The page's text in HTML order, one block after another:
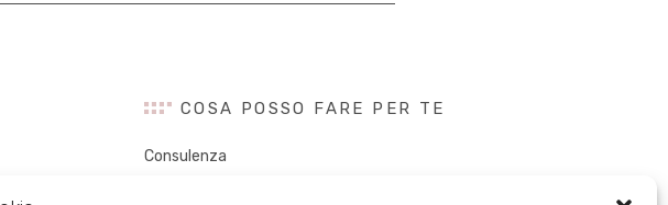
COSA POSSO FARE PER TE
Consulenza